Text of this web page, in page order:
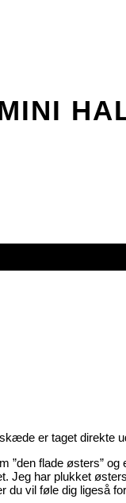
er taget direkte
”den flade østers”
Jeg har plukket
du vil føle dig ligeså